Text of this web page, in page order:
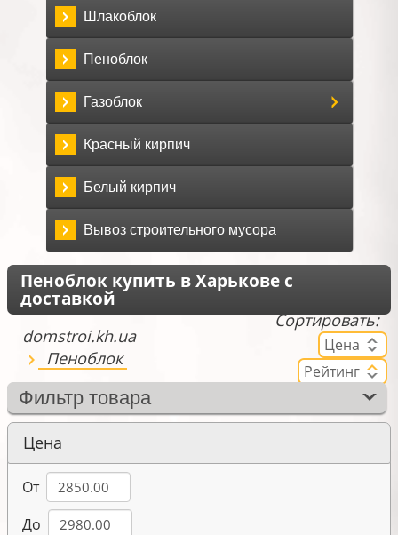
Шлакоблок
Пеноблок
Газоблок
Красный кирпич
Белый кирпич
Вывоз строительного мусора
Пеноблок купить в Харькове с
доставкой
domstroi.kh.ua
Пеноблок
Сортировать:
Цена
Рейтинг
Фильтр товара
Цена
От
До